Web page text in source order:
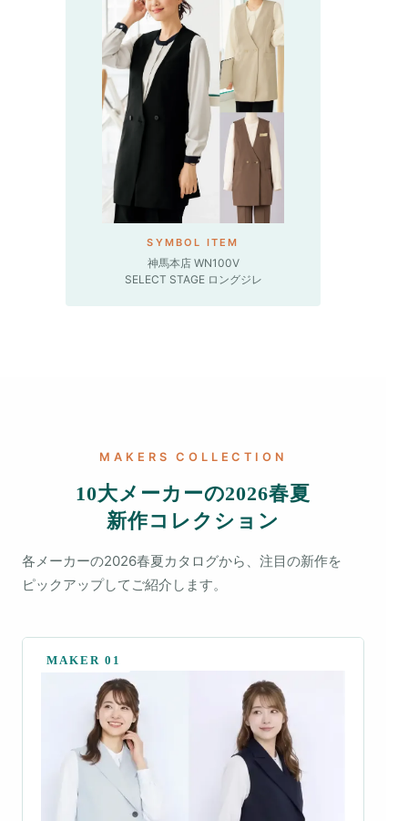
SYMBOL ITEM
神馬本店 WN100V
SELECT STAGE ロングジレ
MAKERS COLLECTION
10大メーカーの2026春夏
新作コレクション
各メーカーの2026春夏カタログから、注目の新作を
ピックアップしてご紹介します。
MAKER 01